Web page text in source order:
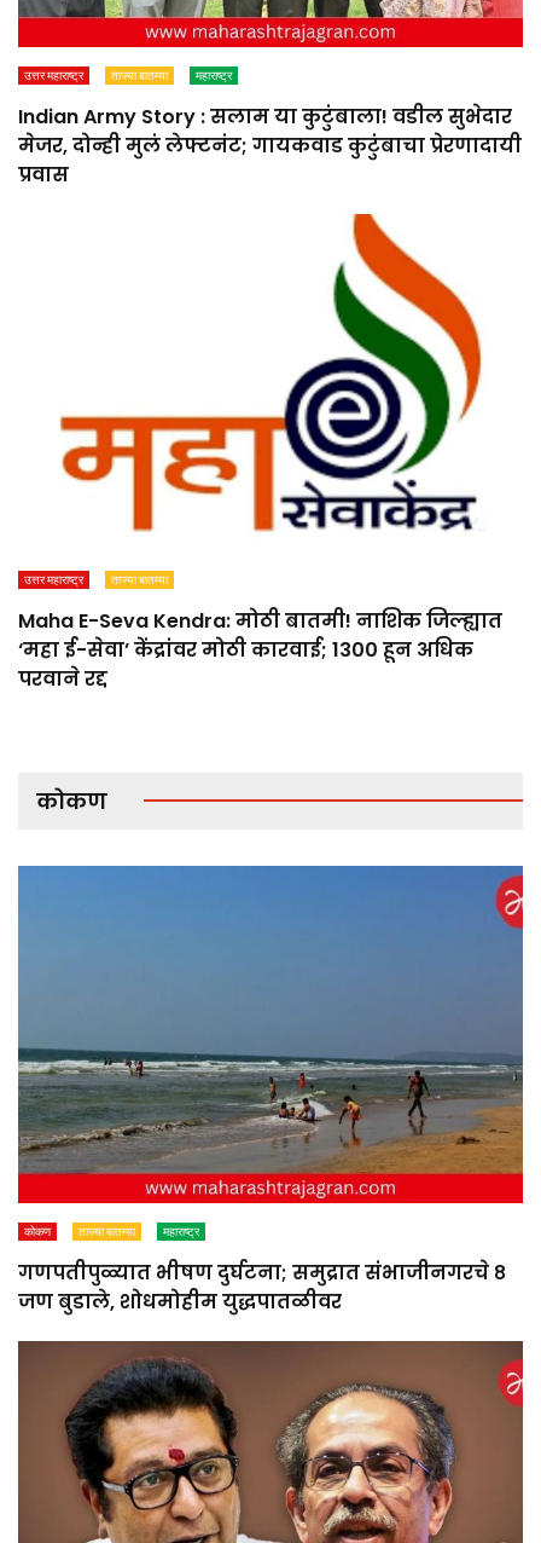
उत्तर महाराष्ट्र ताज्या बातम्या महाराष्ट्र
Indian Army Story : सलाम या कुटुंबाला! वडील सुभेदार
मेजर, दोन्ही मुलं लेफ्टनंट; गायकवाड कुटुंबाचा प्रेरणादायी
प्रवास
उत्तर महाराष्ट्र ताज्या बातम्या
Maha E-Seva Kendra: मोठी बातमी! नाशिक जिल्ह्यात
‘महा ई-सेवा’ केंद्रांवर मोठी कारवाई; 1300 हून अधिक
परवाने रद्द
कोकण
कोकण ताज्या बातम्या महाराष्ट्र
गणपतीपुळ्यात भीषण दुर्घटना; समुद्रात संभाजीनगरचे ८
जण बुडाले, शोधमोहीम युद्धपातळीवर